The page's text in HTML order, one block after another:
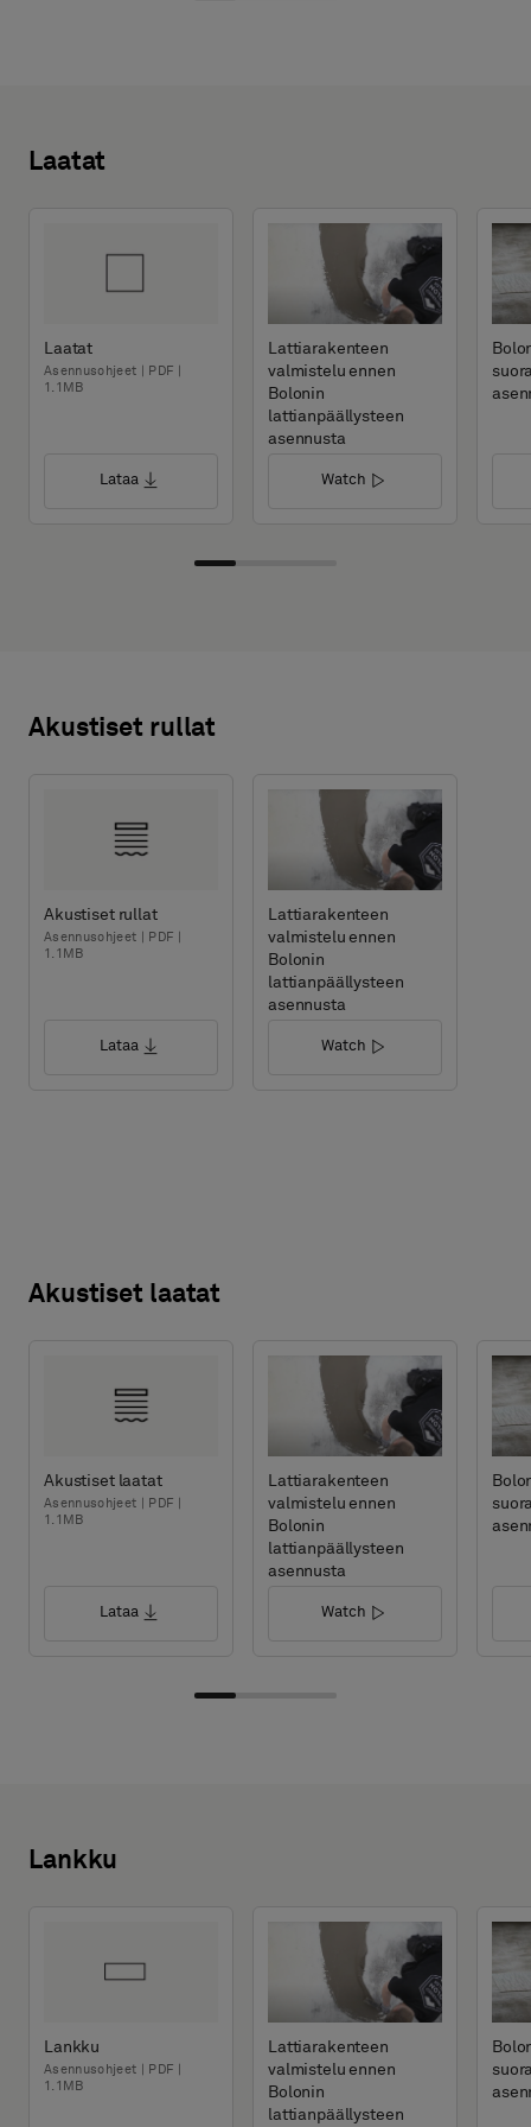
Laatat
Laatat
Asennusohjeet | PDF |
1.1MB
Lataa
Lattiarakenteen
valmistelu ennen
Bolonin
lattianpäällysteen
asennusta
Watch
Akustiset rullat
Akustiset rullat
Asennusohjeet | PDF |
1.1MB
Lataa
Lattiarakenteen
valmistelu ennen
Bolonin
lattianpäällysteen
asennusta
Watch
Akustiset laatat
Akustiset laatat
Asennusohjeet | PDF |
1.1MB
Lataa
Lattiarakenteen
valmistelu ennen
Bolonin
lattianpäällysteen
asennusta
Watch
Lankku
Lankku
Asennusohjeet | PDF |
1.1MB
Lattiarakenteen
valmistelu ennen
Bolonin
lattianpäällysteen